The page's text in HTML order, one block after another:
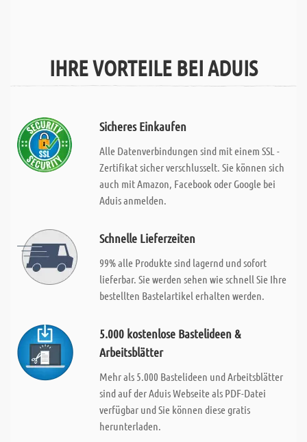
IHRE VORTEILE BEI ADUIS
Sicheres Einkaufen
Alle Datenverbindungen sind mit einem SSL -
Zertifikat sicher verschlusselt. Sie können sich
auch mit Amazon, Facebook oder Google bei
Aduis anmelden.
Schnelle Lieferzeiten
99% alle Produkte sind lagernd und sofort
lieferbar. Sie werden sehen wie schnell Sie Ihre
bestellten Bastelartikel erhalten werden.
5.000 kostenlose Bastelideen &
Arbeitsblätter
Mehr als 5.000 Bastelideen und Arbeitsblätter
sind auf der Aduis Webseite als PDF-Datei
verfügbar und Sie können diese gratis
herunterladen.